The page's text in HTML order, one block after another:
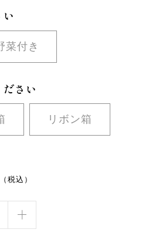
菜付き
さい
リボン箱
（税込）